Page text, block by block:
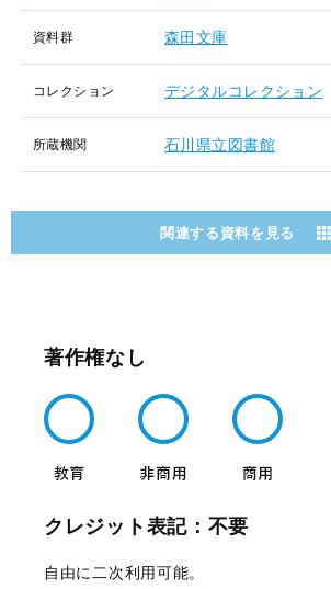
資料群 森田文庫
コレクション デジタルコレクション
所蔵機関 石川県立図書館
関連する資料を見る
著作権なし
クレジット表記：不要
自由に二次利用可能。